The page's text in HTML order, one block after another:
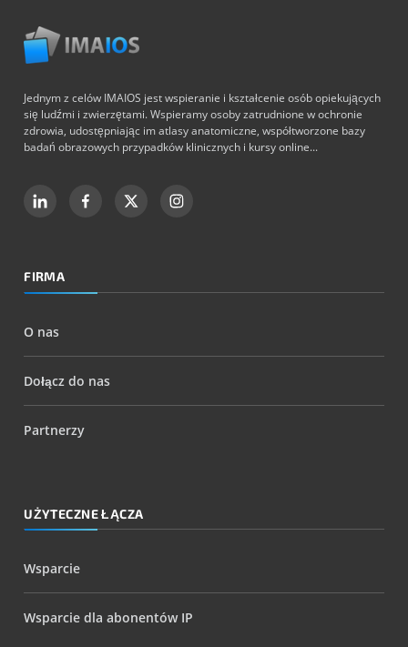
Jednym z celów IMAIOS jest wspieranie i kształcenie osób opiekujących
się ludźmi i zwierzętami. Wspieramy osoby zatrudnione w ochronie
zdrowia, udostępniając im atlasy anatomiczne, współtworzone bazy
badań obrazowych przypadków klinicznych i kursy online...
FIRMA
O nas
Dołącz do nas
Partnerzy
UŻYTECZNE ŁĄCZA
Wsparcie
Wsparcie dla abonentów IP